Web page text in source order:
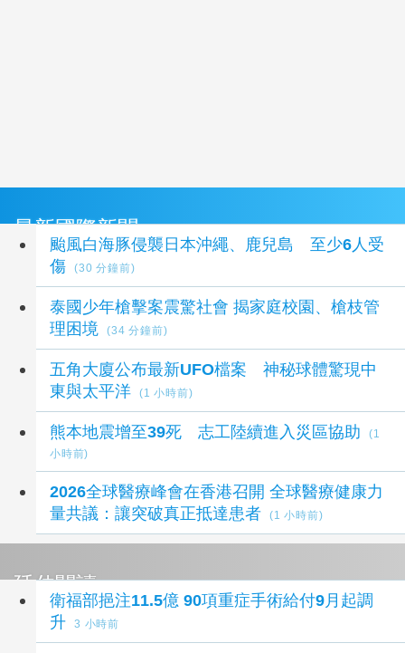
最新國際新聞
颱風白海豚侵襲日本沖繩、鹿兒島 至少6人受
傷
(30 分鐘前)
泰國少年槍擊案震驚社會 揭家庭校園、槍枝管
理困境
(34 分鐘前)
五角大廈公布最新UFO檔案 神秘球體驚現中
東與太平洋
(1 小時前)
熊本地震增至39死 志工陸續進入災區協助
(1
小時前)
2026全球醫療峰會在香港召開 全球醫療健康力
量共議：讓突破真正抵達患者
(1 小時前)
延伸閱讀
衛福部挹注11.5億 90項重症手術給付9月起調
升
3 小時前